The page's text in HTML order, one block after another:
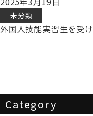
Category
未分類
外国人技能実習生を受